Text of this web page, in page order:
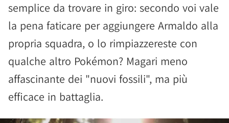
semplice da trovare in giro: secondo voi vale
la pena faticare per aggiungere Armaldo alla
propria squadra, o lo rimpiazzereste con
qualche altro Pokémon? Magari meno
affascinante dei "nuovi fossili", ma più
efficace in battaglia.